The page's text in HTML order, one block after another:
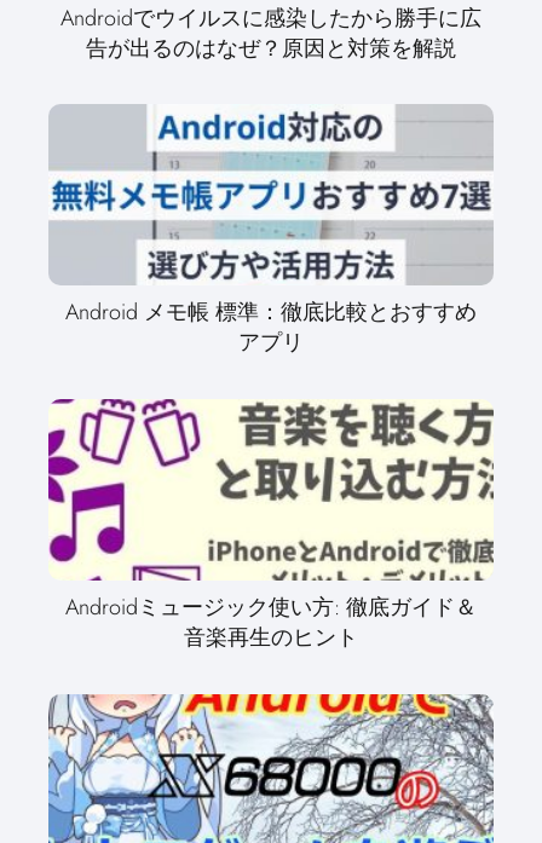
Androidでウイルスに感染したから勝手に広
告が出るのはなぜ？原因と対策を解説
Android メモ帳 標準：徹底比較とおすすめ
アプリ
Androidミュージック使い方: 徹底ガイド＆
音楽再生のヒント